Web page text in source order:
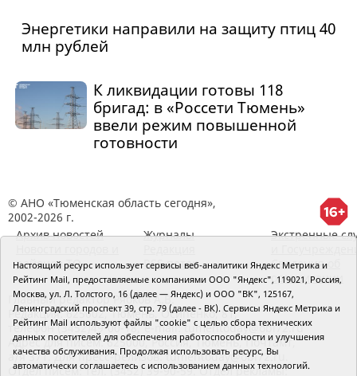
Энергетики направили на защиту птиц 40
млн рублей
К ликвидации готовы 118
бригад: в «Россети Тюмень»
ввели режим повышенной
готовности
© АНО «Тюменская область сегодня»,
2002-2026 г.
Архив новостей
районов ТО
Журналы
RSS поток
Экстренные
Сведения об
организации
Главный редактор Рябков А.В.
Редакция: 625002, Тюмень, Осипенко, 81,
телефон (3452)49-00-18, e-mail: tumentoday@obl72.ru
Адрес для писем: 625000, Россия, Тюмень, Почтамт,
а/я 371. Для пресс-релизов: tumentoday@obl72.ru.
Отдел писем: тел. (3452) 39-90-59. Отдел рекламы:
Настоящий ресурс использует сервисы веб-аналитики Яндекс Метрика и
Рейтинг Mail, предоставляемые компаниями ООО "Яндекс", 119021, Россия,
Москва, ул. Л. Толстого, 16 (далее — Яндекс) и ООО "ВК", 125167,
Ленинградский проспект 39, стр. 79 (далее - ВК). Сервисы Яндекс Метрика и
Рейтинг Mail используют файлы "cookie" с целью сбора технических
данных посетителей для обеспечения работоспособности и улучшения
качества обслуживания. Продолжая использовать ресурс, Вы
автоматически соглашаетесь с использованием данных технологий.